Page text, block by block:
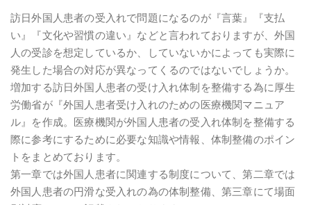
訪日外国人患者の受入れで問題になるのが『言葉』『支払
い』『文化や習慣の違い』などと言われておりますが、外国
人の受診を想定しているか、していないかによっても実際に
発生した場合の対応が異なってくるのではないでしょうか。
増加する訪日外国人患者の受け入れ体制を整備する為に厚生
労働省が『外国人患者受け入れのための医療機関マニュア
ル』を作成。医療機関が外国人患者の受入れ体制を整備する
際に参考にするために必要な知識や情報、体制整備のポイン
トをまとめております。
第一章では外国人患者に関連する制度について、第二章では
外国人患者の円滑な受入れの為の体制整備、第三章にて場面